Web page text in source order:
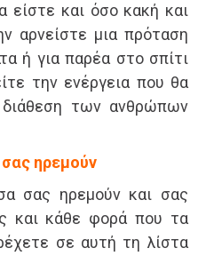
είστε και όσο κακή και
αρνείστε μια πρόταση
ή για παρέα στο σπίτι
την ενέργεια που θα
των ανθρώπων
ηρεμούν
σας ηρεμούν και σας
και κάθε φορά που τα
σε αυτή τη λίστα